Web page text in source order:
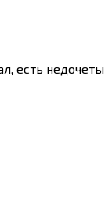
недочеты